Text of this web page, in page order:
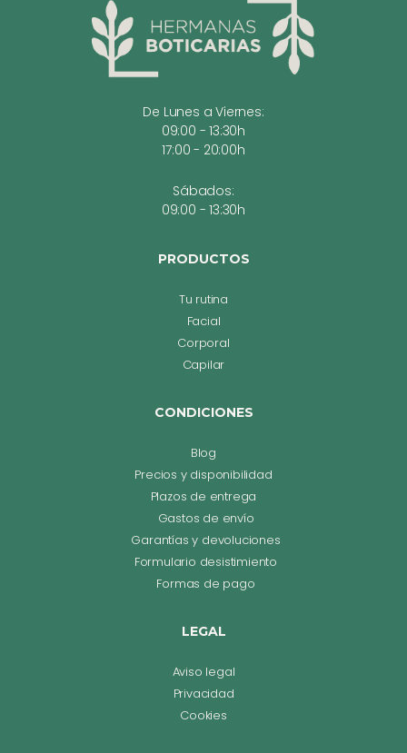
De Lunes a Viernes:
09:00 - 13:30h
17:00 - 20:00h
Sábados:
09:00 - 13:30h
PRODUCTOS
Tu rutina
Facial
Corporal
Capilar
CONDICIONES
Blog
Precios y disponibilidad
Plazos de entrega
Gastos de envío
Garantías y devoluciones
Formulario desistimiento
Formas de pago
LEGAL
Aviso legal
Privacidad
Cookies